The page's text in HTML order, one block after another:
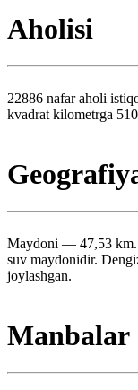
Aholisi
22886 nafar aholi
kvadrat kilometrga
Maydoni — 47,53 km.
suv maydonidir.
joylashgan.
Manbalar